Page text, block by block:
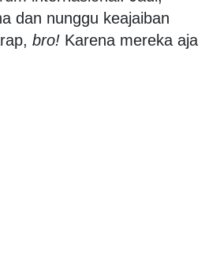
dan nunggu keajaiban
bro! Karena mereka aja